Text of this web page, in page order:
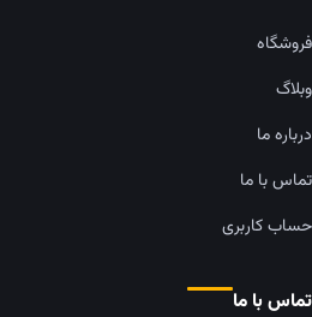
فروشگاه
وبلاگ
درباره ما
تماس با ما
حساب کاربری
تماس با ما